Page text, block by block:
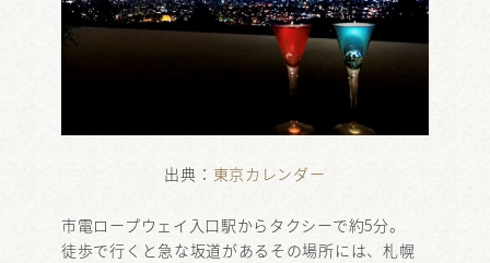
出典： 東京カレンダー
市電ロープウェイ入口駅からタクシーで約5分。
徒歩で行くと急な坂道があるその場所には、札幌